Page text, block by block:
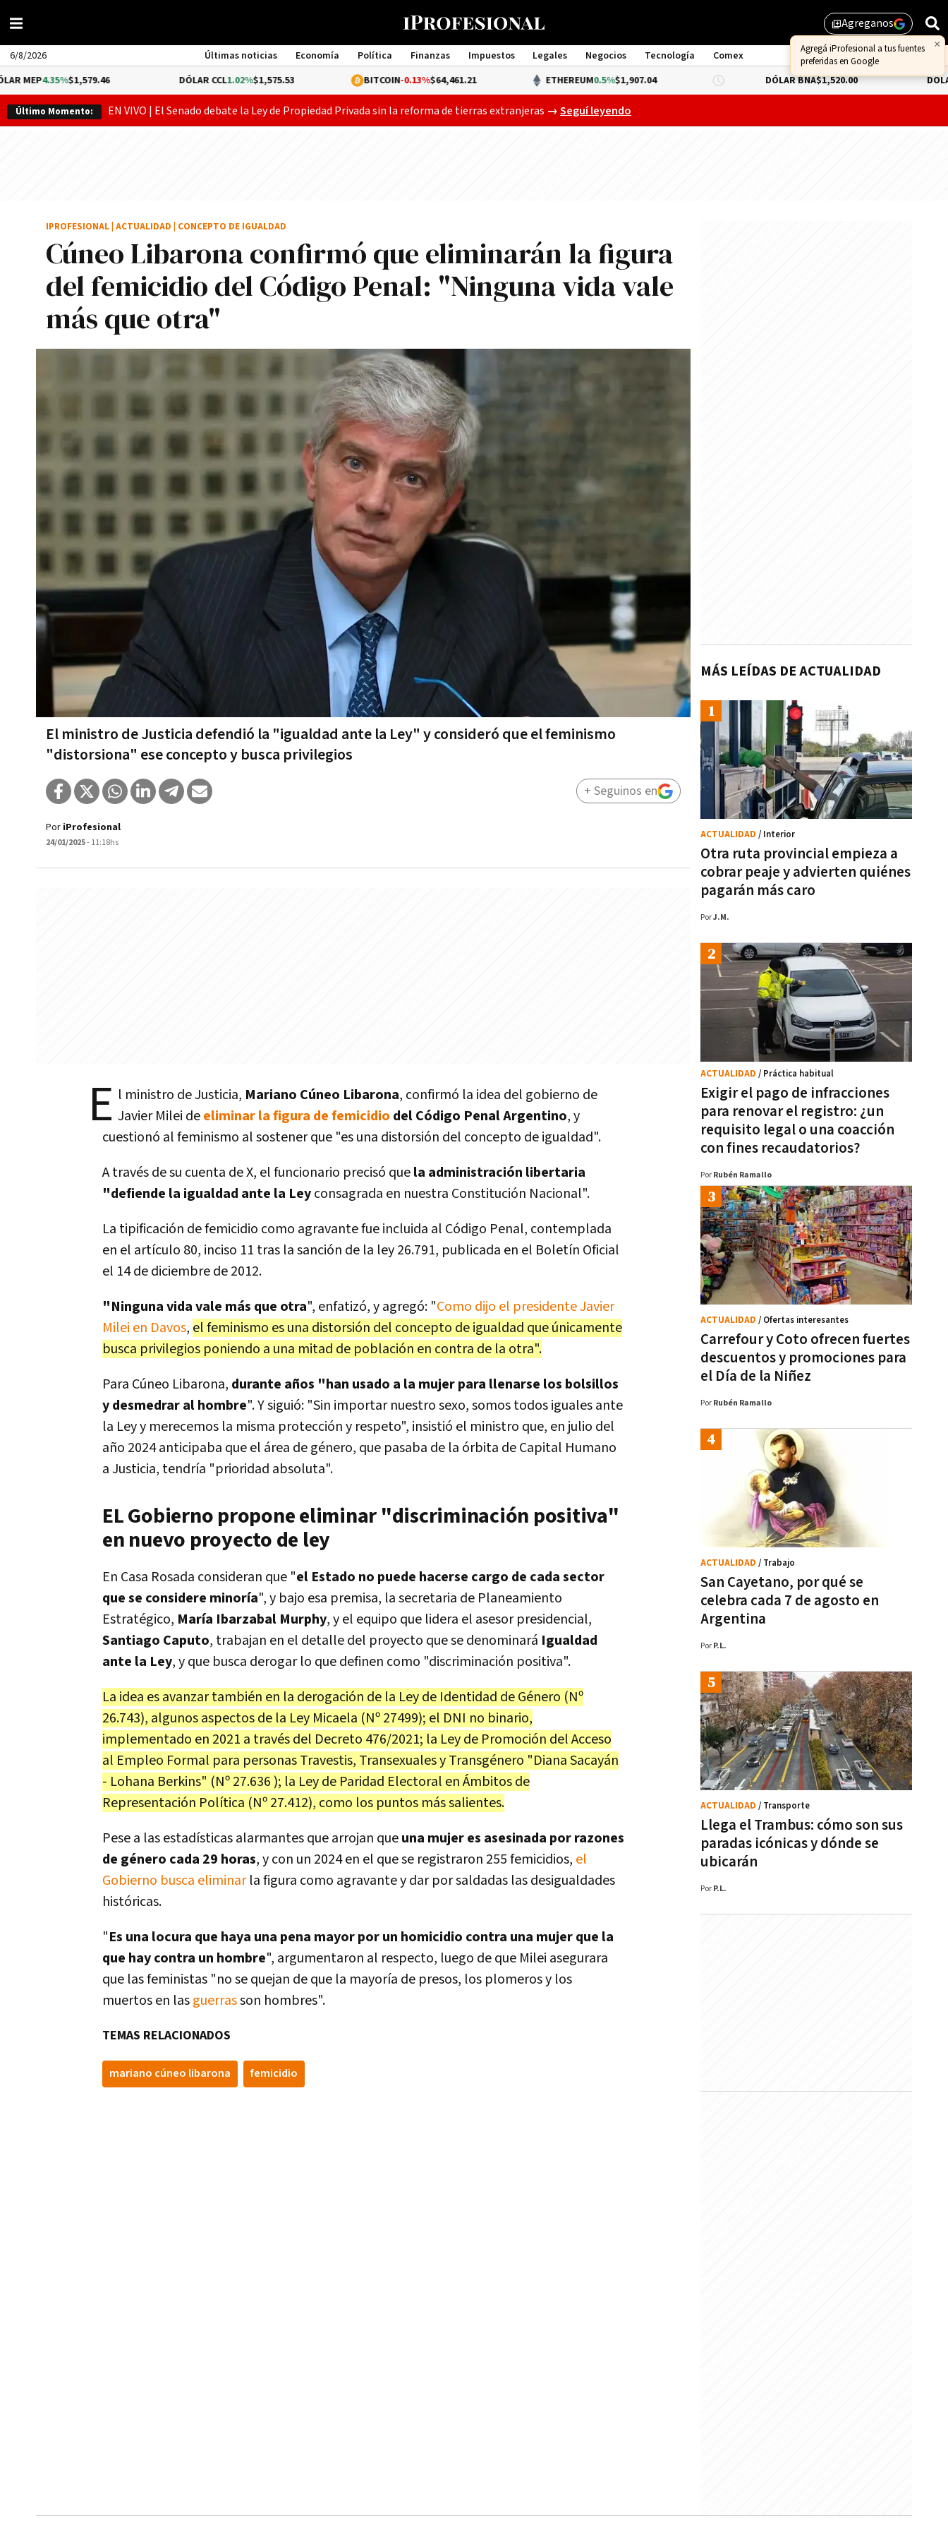
library_addAgreganos
×
Agregá iProfesional a tus fuentes
preferidas en Google
6/8/2026 Últimas noticias Economía Política Finanzas Impuestos Legales Negocios Tecnología
Comex
Management
$1,579.46 1.02%$1,575.53 BITCOIN-0.13%$64,461.21 ETHEREUM 0.5%$1,907.04 DÓLAR BNA$1,520.00 DÓLAR BLUE-
Último Momento: EN VIVO | El Senado debate la Ley de Propiedad Privada sin la reforma de tierras extranjeras Gobierno busca aprobar lo que queda de "propiedad privada" y evitar un
→Seguí leyendo
Cúneo Libarona confirmó que eliminarán la figura
del femicidio del Código Penal: "Ninguna vida vale
más que otra"
El ministro de Justicia defendió la "igualdad ante la Ley" y consideró que el feminismo
"distorsiona" ese concepto y busca privilegios
IPROFESIONAL ACTUALIDAD CONCEPTO DE IGUALDAD
Por iProfesional
24/01/2025- 11:18hs
+ Seguinos en
E l ministro de Justicia, Mariano Cúneo Libarona, confirmó la idea del gobierno de
Javier Milei deeliminar la figura de femicidio del Código Penal Argentino, y
cuestionó al feminismo al sostener que "es una distorsión del concepto de igualdad".
A través de su cuenta de X, el funcionario precisó quela administración libertaria
"defiende la igualdad ante la Leyconsagrada en nuestra Constitución Nacional".
La tipificación de femicidio como agravante fue incluida al Código Penal, contemplada
en el artículo 80, inciso 11 tras la sanción de la ley 26.791, publicada en el Boletín Oficial
el 14 de diciembre de 2012.
"Ninguna vida vale más que otra", enfatizó, y agregó: "Como dijo el presidente Javier
Milei en Davos, el feminismo es una distorsión del concepto de igualdad que únicamente
busca privilegios poniendo a una mitad de población en contra de la otra".
Para Cúneo Libarona, durante años "han usado a la mujer para llenarse los bolsillos
y desmedrar al hombre". Y siguió: "Sin importar nuestro sexo, somos todos iguales ante
la Ley y merecemos la misma protección y respeto", insistió el ministro que, en julio del
año 2024 anticipaba que el área de género, que pasaba de la órbita de Capital Humano
a Justicia, tendría "prioridad absoluta".
EL Gobierno propone eliminar "discriminación positiva"
en nuevo proyecto de ley
En Casa Rosada consideran que "el Estado no puede hacerse cargo de cada sector
que se considere minoría", y bajo esa premisa, la secretaria de Planeamiento
Estratégico, María Ibarzabal Murphy, y el equipo que lidera el asesor presidencial,
Santiago Caputo, trabajan en el detalle del proyecto que se denominará Igualdad
ante la Ley, y que busca derogar lo que definen como "discriminación positiva".
La idea es avanzar también en la derogación de la Ley de Identidad de Género (Nº
26.743), algunos aspectos de la Ley Micaela (Nº 27499); el DNI no binario,
implementado en 2021 a través del Decreto 476/2021; la Ley de Promoción del Acceso
al Empleo Formal para personas Travestis, Transexuales y Transgénero "Diana Sacayán
- Lohana Berkins" (Nº 27.636 ); la Ley de Paridad Electoral en Ámbitos de
Representación Política (Nº 27.412), como los puntos más salientes.
Pese a las estadísticas alarmantes que arrojan queuna mujer es asesinada por razones
de género cada 29 horas, y con un 2024 en el que se registraron 255 femicidios, el
Gobierno busca eliminarla figura como agravante y dar por saldadas las desigualdades
históricas.
"Es una locura que haya una pena mayor por un homicidio contra una mujer que la
que hay contra un hombre", argumentaron al respecto, luego de que Milei asegurara
que las feministas "no se quejan de que la mayoría de presos, los plomeros y los
muertos en lasguerrasson hombres".
TEMAS RELACIONADOS
mariano cúneo libarona femicidio
MÁS LEÍDAS DE ACTUALIDAD
Otra ruta provincial empieza a
cobrar peaje y advierten quiénes
pagarán más caro
ACTUALIDAD / Interior
PorJ.M.
Exigir el pago de infracciones
para renovar el registro: ¿un
requisito legal o una coacción
con fines recaudatorios?
ACTUALIDAD / Práctica habitual
Por Rubén Ramallo
Carrefour y Coto ofrecen fuertes
descuentos y promociones para
el Día de la Niñez
ACTUALIDAD / Ofertas interesantes
Por Rubén Ramallo
San Cayetano, por qué se
celebra cada 7 de agosto en
Argentina
ACTUALIDAD / Trabajo
Por P.L.
Llega el Trambus: cómo son sus
paradas icónicas y dónde se
ubicarán
ACTUALIDAD / Transporte
Por P.L.